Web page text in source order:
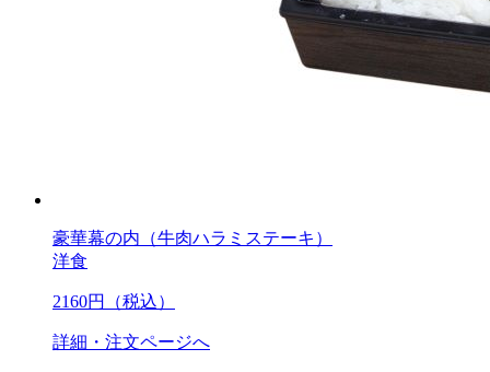
豪華幕の内（牛肉ハラミステーキ）
洋食
2160円（税込）
詳細・注文ページへ